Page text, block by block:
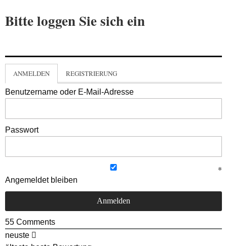
Bitte loggen Sie sich ein
ANMELDEN REGISTRIERUNG
Benutzername oder E-Mail-Adresse
Passwort
Angemeldet bleiben
55 Comments
neuste